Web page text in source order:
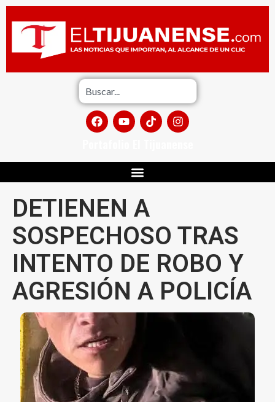
DETIENEN A
SOSPECHOSO TRAS
INTENTO DE ROBO Y
AGRESIÓN A POLICÍA